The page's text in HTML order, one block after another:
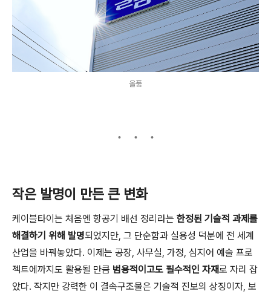
올품
작은 발명이 만든 큰 변화
케이블타이는 처음엔 항공기 배선 정리라는 한정된 기술적 과제를
해결하기 위해 발명되었지만, 그 단순함과 실용성 덕분에 전 세계
산업을 바꿔놓았다. 이제는 공장, 사무실, 가정, 심지어 예술 프로
젝트에까지도 활용될 만큼 범용적이고도 필수적인 자재로 자리 잡
았다. 작지만 강력한 이 결속구조물은 기술적 진보의 상징이자, 보